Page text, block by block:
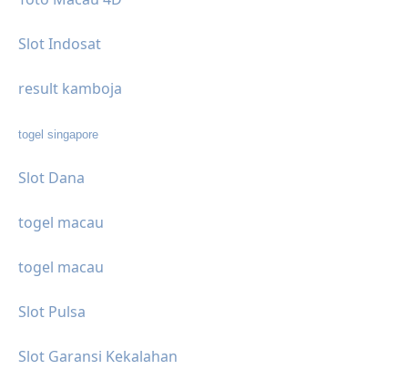
Slot Indosat
result kamboja
togel singapore
Slot Dana
togel macau
togel macau
Slot Pulsa
Slot Garansi Kekalahan